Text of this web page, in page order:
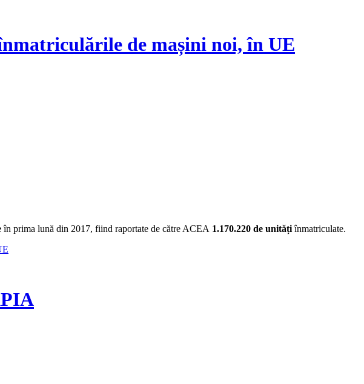
de mașini noi, în UE
în prima lună din 2017, fiind raportate de către ACEA 1.170.220 de unitățiînmatriculate.